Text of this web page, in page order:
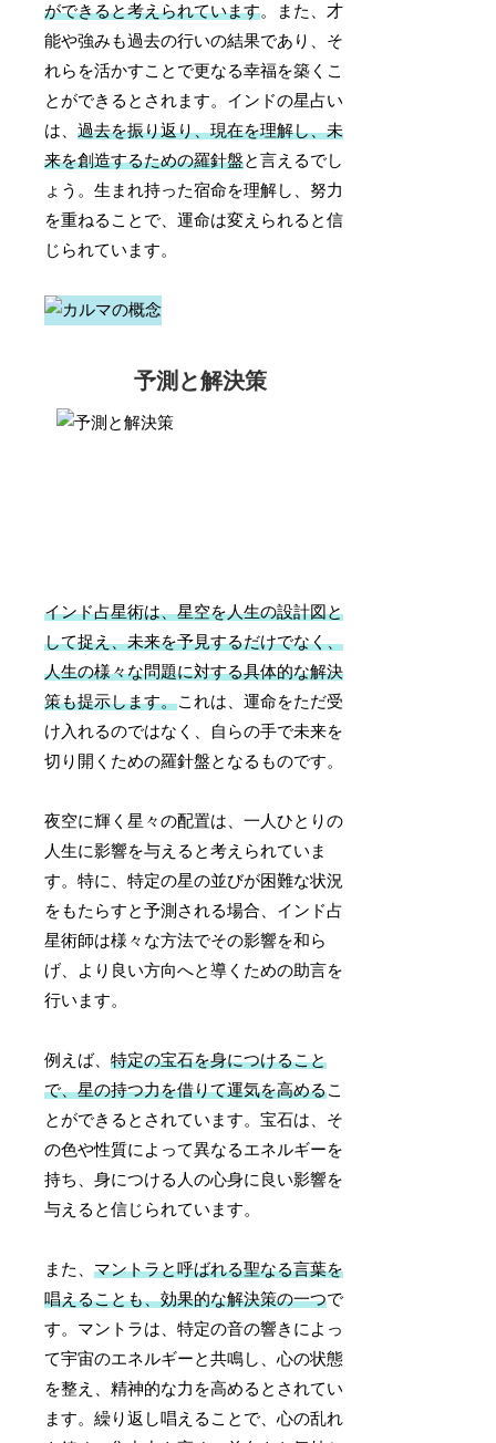
ができると考えられています。また、才
能や強みも過去の行いの結果であり、そ
れらを活かすことで更なる幸福を築くこ
とができるとされます。インドの星占い
は、過去を振り返り、現在を理解し、未
来を創造するための羅針盤と言えるでし
ょう。生まれ持った宿命を理解し、努力
を重ねることで、運命は変えられると信
じられています。
予測と解決策
インド占星術は、星空を人生の設計図と
して捉え、未来を予見するだけでなく、
人生の様々な問題に対する具体的な解決
策も提示します。これは、運命をただ受
け入れるのではなく、自らの手で未来を
切り開くための羅針盤となるものです。
夜空に輝く星々の配置は、一人ひとりの
人生に影響を与えると考えられていま
す。特に、特定の星の並びが困難な状況
をもたらすと予測される場合、インド占
星術師は様々な方法でその影響を和ら
げ、より良い方向へと導くための助言を
行います。
例えば、特定の宝石を身につけること
で、星の持つ力を借りて運気を高めるこ
とができるとされています。宝石は、そ
の色や性質によって異なるエネルギーを
持ち、身につける人の心身に良い影響を
与えると信じられています。
また、マントラと呼ばれる聖なる言葉を
唱えることも、効果的な解決策の一つで
す。マントラは、特定の音の響きによっ
て宇宙のエネルギーと共鳴し、心の状態
を整え、精神的な力を高めるとされてい
ます。繰り返し唱えることで、心の乱れ